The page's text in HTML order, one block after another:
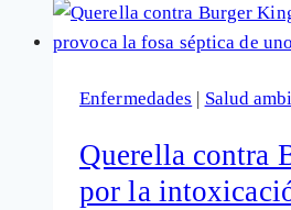
Enfermedades | Salud
Querella contra
por la